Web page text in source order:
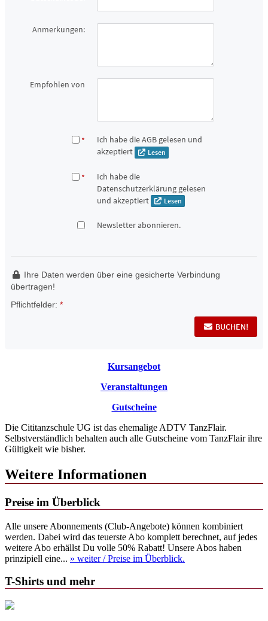
Kursangebot
Veranstaltungen
Gutscheine
Die Cititanzschule UG ist das ehemalige ADTV TanzFlair.
Selbstverständlich behalten auch alle Gutscheine vom TanzFlair ihre
Gültigkeit wie bisher.
Weitere Informationen
Preise im Überblick
Alle unsere Abonnements (Club-Angebote) können kombiniert
werden. Dabei wird das teuerste Abo komplett berechnet, auf jedes
weitere Abo erhällst Du volle 50% Rabatt! Unsere Abos haben
prinzipiell eine... » weiter/ Preise im Überblick.
T-Shirts und mehr